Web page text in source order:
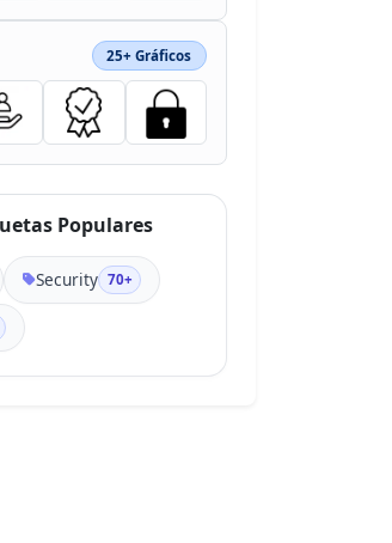
25+ Gráficos
Populares
Security 70+